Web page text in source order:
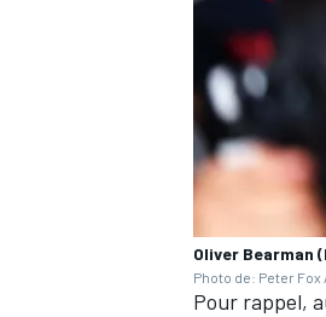
Oliver Bearman
Photo de: Peter Fox
Pour rappel,